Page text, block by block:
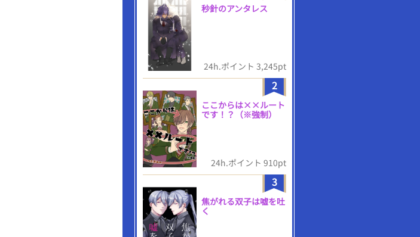
秒針のアンタレス
24h.ポイント 3,245pt
2
ここからは××ルート
です！？（※強制）
24h.ポイント 910pt
3
焦がれる双子は嘘を吐
く